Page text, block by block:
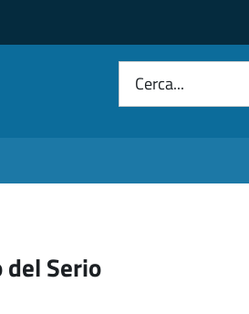
Cerca...
Serio